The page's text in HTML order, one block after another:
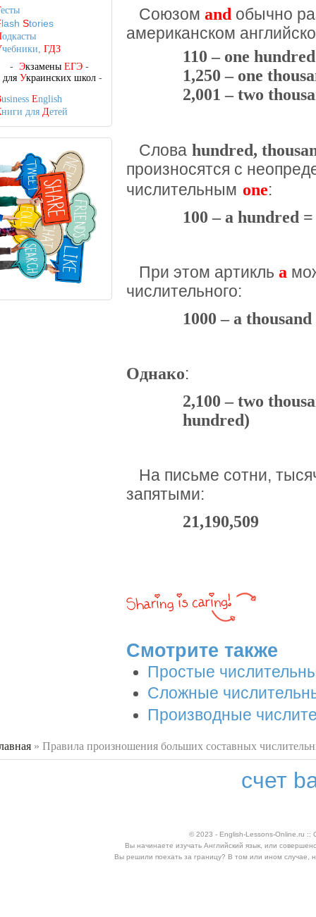
Союзом and обычно
американском
110 – one
1,250 – one
2,001 – two
Слова hundred,
произносятся с
числительным one:
100 – a hundred
При этом артикль a
числительного:
1000 – a
Однако:
2,100 – two
hundred)
На письме сотни,
запятыми:
21,190,509
Смотрите также
Простые
Сложные
Производные
есты
lash Stories
одкасты
чебники, ГДЗ
- Экзамены ЕГЭ-
для Украинских школ-
usiness English
ниги для Детей
» Правила произношения больших составных
счет
© 2023 - English-Lessons-Online.ru ::
Вы начинаете изучать Английский язык, или
Вы решили поехать за границу? В том или ином случае,